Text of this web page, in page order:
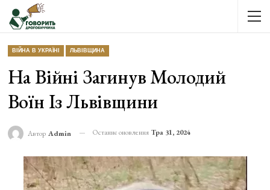
ВІЙНА В УКРАЇНІ ЛЬВІВЩИНА
На Війні Загинув Молодий
Воїн Із Львівщини
Автор Admin Останнє оновлення Тра 31, 2024